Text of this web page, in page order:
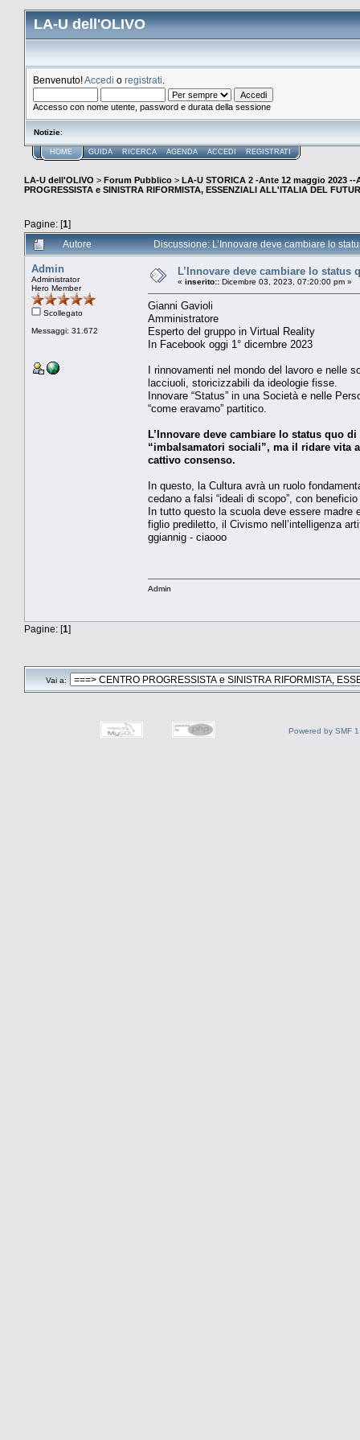
LA-U dell'OLIVO
Benvenuto!Accedi o registrati
Accesso con nome utente, password e durata della sessione
Notizie:
HOME GUIDA RICERCA AGENDA ACCEDI REGISTRATI
LA-U dell'OLIVO > Forum Pubblico > LA-U STORICA 2 -Ante 12 maggio 2023 --
PROGRESSISTA e SINISTRA RIFORMISTA, ESSENZIALI ALL'ITALIA DEL
Pagine: [1]
Autore
Discussione: L’Innovare deve cambiare lo
Admin
Administrator
Hero Member
Scollegato
Messaggi: 31.672
L’Innovare deve cambiare lo
« inserito:: Dicembre 03, 2023, 07:20:00 pm »
Gianni Gavioli
Amministratore
Esperto del gruppo in Virtual Reality
In Facebook oggi 1° dicembre 2023
I rinnovamenti nel mondo del lavoro e nelle
lacciuoli, storicizzabili da ideologie fisse.
Innovare “Status” in una Società e nelle
“come eravamo” partitico.
L’Innovare deve cambiare lo status quo
“imbalsamatori sociali”, ma il ridare vita
cattivo consenso.
In questo, la Cultura avrà un ruolo
cedano a falsi “ideali di scopo”, con
In tutto questo la scuola deve essere madre
figlio prediletto, il Civismo nell’intelligenza
ggiannig - ciaooo
Admin
Pagine: [1]
Vai a:
Powered by SMF